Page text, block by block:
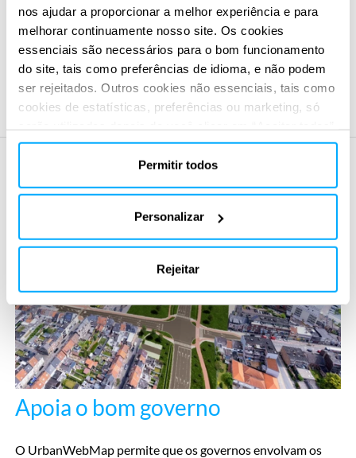
nos ajudar a proporcionar a melhor experiência e para
melhorar continuamente nosso site. Os cookies
essenciais são necessários para o bom funcionamento
do site, tais como preferências de idioma, e não podem
ser rejeitados. Outros cookies não essenciais, tais como
cookies de estatísticas, preferências ou marketing, só
Para obter mais informações, leia nossa política de
cookies na seção “Sobre” e na parte inferior do nosso
site.
Permitir todos
Personalizar
Rejeitar
Compartilhamento de informações e atualizações do
projeto
Instruções guiadas para usuários em linguagem acessível
Resposta flexível a mudanças no projeto ou no processo
Apoia o bom governo
O UrbanWebMap permite que os governos envolvam os